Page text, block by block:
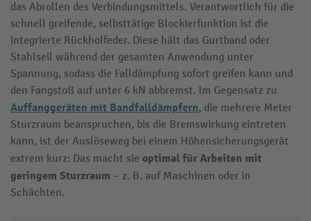
das Abrollen des Verbindungsmittels. Verantwortlich für die
schnell greifende, selbsttätige Blockierfunktion ist die
integrierte Rückholfeder. Diese hält das Gurtband oder
Stahlseil während der gesamten Anwendung unter
Spannung, sodass die Falldämpfung sofort greifen kann und
den Fangstoß auf unter 6 kN abbremst. Im Gegensatz zu
Auffanggeräten mit Bandfalldämpfern, die mehrere Meter
Sturzraum beanspruchen, bis die Bremswirkung eintreten
kann, ist der Auslöseweg bei einem Höhensicherungsgerät
extrem kurz: Das macht sie optimal für Arbeiten mit
geringem Sturzraum – z. B. auf Maschinen oder in
Schächten.